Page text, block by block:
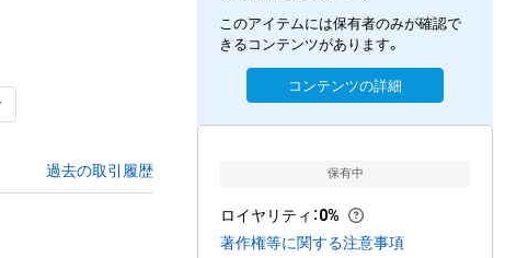
過去の取引履歴
このアイテムには保有者のみが確認で
きるコンテンツがあります。
コンテンツの詳細
保有中
ロイヤリティ ：0%
著作権等に関する注意事項